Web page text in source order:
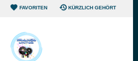
FAVORITEN KÜRZLICH GEHÖRT